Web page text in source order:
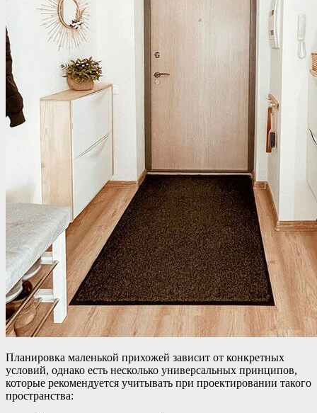
Планировка маленькой прихожей зависит от конкретных
условий, однако есть несколько универсальных принципов,
которые рекомендуется учитывать при проектировании такого
пространства: